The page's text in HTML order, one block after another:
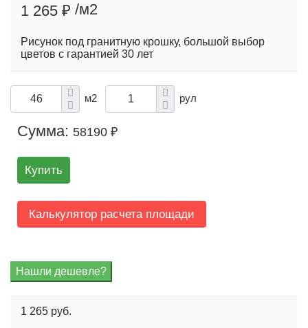
1 265 ₽ /м2
Рисунок под гранитную крошку, большой выбор
цветов с гарантией 30 лет
м2 рул
Сумма: 58190 ₽
Купить
Калькулятор расчета площади
1 265 руб.